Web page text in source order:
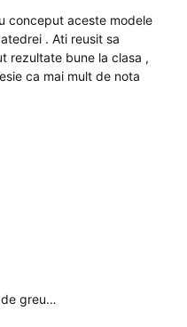
conceput aceste modele
. Ati reusit sa
rezultate bune la clasa ,
ca mai mult de nota
de greu…